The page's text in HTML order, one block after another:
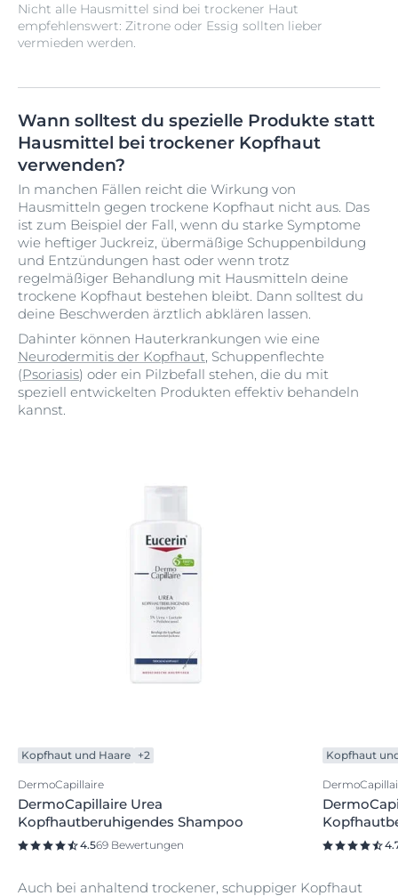
Nicht alle Hausmittel sind bei trockener Haut
empfehlenswert: Zitrone oder Essig sollten lieber
vermieden werden.
Wann solltest du spezielle Produkte statt
Hausmittel bei trockener Kopfhaut
verwenden?
In manchen Fällen reicht die Wirkung von
Hausmitteln gegen trockene Kopfhaut nicht aus. Das
ist zum Beispiel der Fall, wenn du starke Symptome
wie heftiger Juckreiz, übermäßige Schuppenbildung
und Entzündungen hast oder wenn trotz
regelmäßiger Behandlung mit Hausmitteln deine
trockene Kopfhaut bestehen bleibt. Dann solltest du
deine Beschwerden ärztlich abklären lassen.
Dahinter können Hauterkrankungen wie eine
Neurodermitis der Kopfhaut, Schuppenflechte
(Psoriasis) oder ein Pilzbefall stehen, die du mit
speziell entwickelten Produkten effektiv behandeln
kannst.
Kopfhaut und Haare +2
DermoCapillaire
DermoCapillaire Urea
Kopfhautberuhigendes Shampoo
4.569 Bewertungen
Kopfhaut
Auch bei anhaltend trockener, schuppiger Kopfhaut